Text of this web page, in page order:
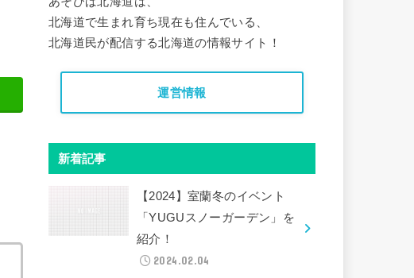
北海道で生まれ育ち現在も住んでいる、
北海道民が配信する北海道の情報サイト！
運営情報
新着記事
【2024】室蘭冬のイベント
「YUGUスノーガーデン」を
紹介！
2024.02.04